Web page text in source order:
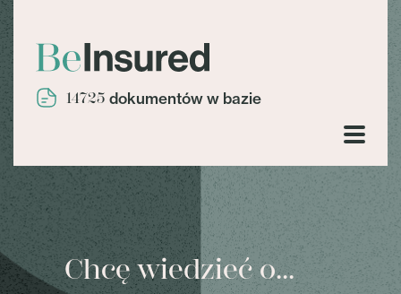
14725 dokumentów w bazie
Chcę wiedzieć o...